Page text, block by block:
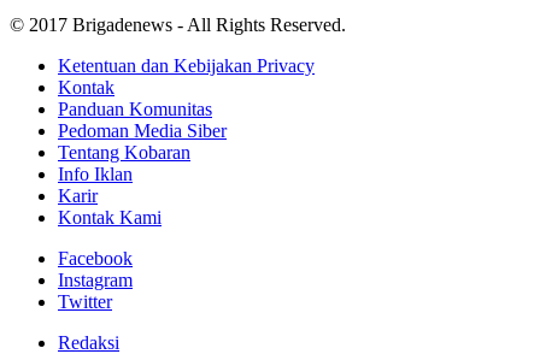
© 2017 Brigadenews - All Rights Reserved.
Ketentuan dan Kebijakan Privacy
Kontak
Panduan Komunitas
Pedoman Media Siber
Tentang Kobaran
Info Iklan
Karir
Kontak Kami
Facebook
Instagram
Twitter
Redaksi